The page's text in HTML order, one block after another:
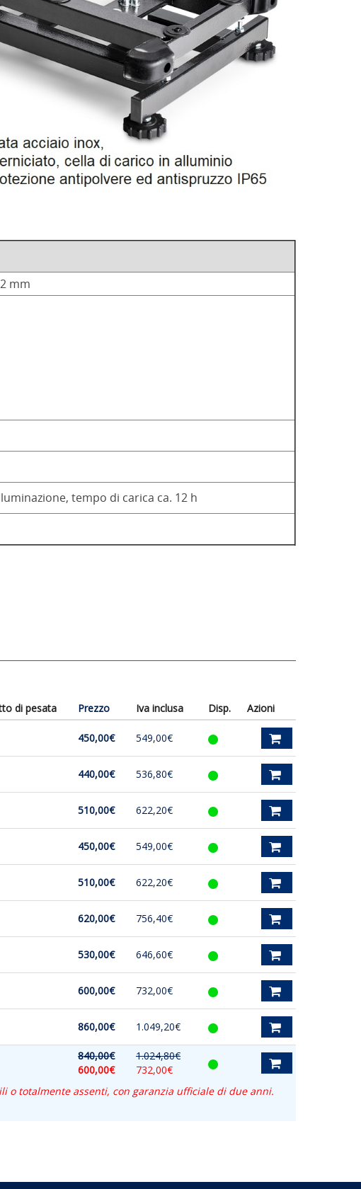
mm
tempo di carica ca. 12 h
di pesata Prezzo Iva inclusa Disp.
Azioni
450,00€ 549,00€
440,00€ 536,80€
510,00€ 622,20€
450,00€ 549,00€
510,00€ 622,20€
620,00€ 756,40€
530,00€ 646,60€
600,00€ 732,00€
860,00€ 1.049,20€
840,00€
600,00€
1.024,80€
732,00€
o totalmente assenti, con garanzia ufficiale di due anni.